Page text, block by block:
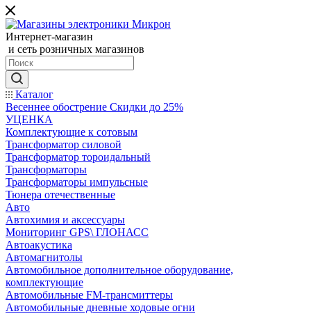
Интернет-магазин
и сеть розничных магазинов
Каталог
Весеннее обострение Скидки до 25%
УЦЕНКА
Комплектующие к сотовым
Трансформатор силовой
Трансформатор тороидальный
Трансформаторы
Трансформаторы импульсные
Тюнера отечественные
Авто
Автохимия и аксессуары
Мониторинг GPS\ ГЛОНАСС
Автоакустика
Автомагнитолы
Автомобильное дополнительное оборудование,
комплектующие
Автомобильные FM-трансмиттеры
Автомобильные дневные ходовые огни